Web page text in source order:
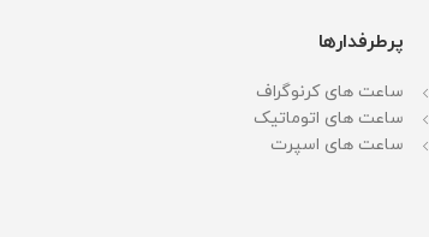
پرطرفدارها
ساعت های کرنوگراف
ساعت های اتوماتیک
ساعت های اسپرت